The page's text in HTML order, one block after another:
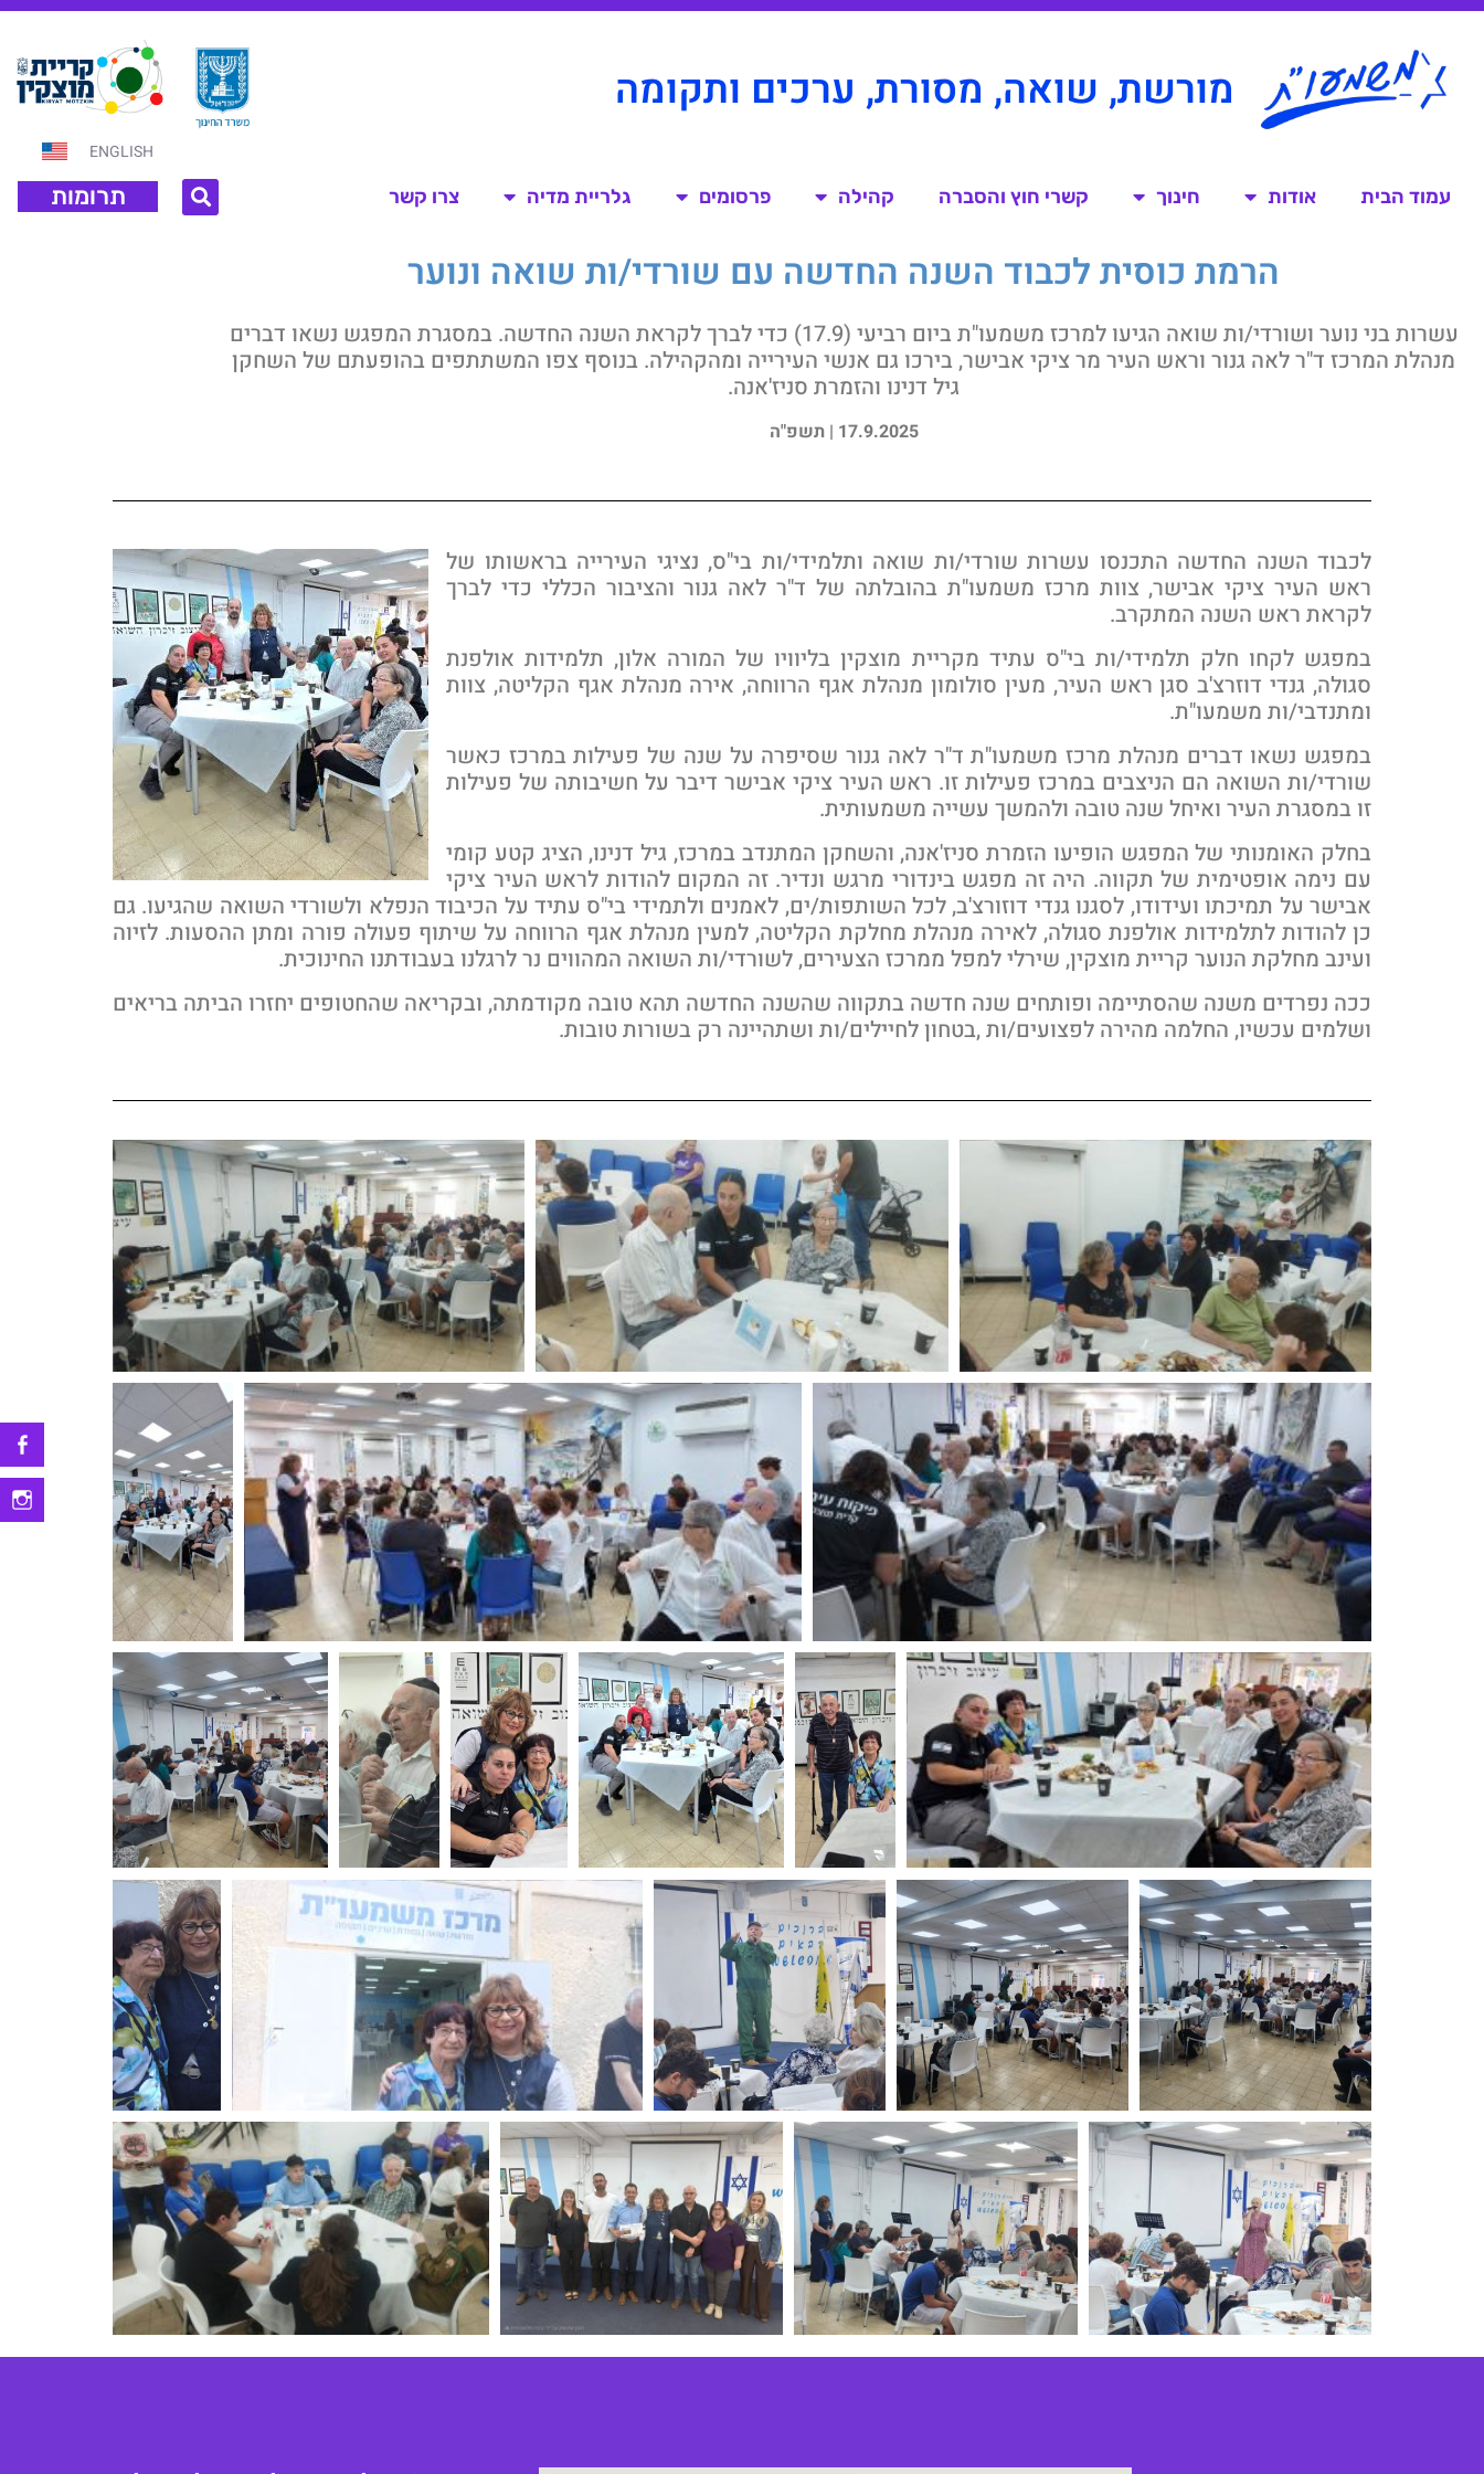
מורשת, שואה, מסורת, ערכים ותקומה
ENGLISH
עמוד הבית אודות חינוך קשרי חוץ והסברה קהילה פרסומים גלריית מדיה צרו קשר תרומות
הרמת כוסית לכבוד השנה החדשה עם שורדי/ות שואה ונוער
עשרות בני נוער ושורדי/ות שואה הגיעו למרכז משמעו"ת ביום רביעי (17.9) כדי לברך לקראת השנה החדשה. במסגרת המפגש נשאו דברים
מנהלת המרכז ד"ר לאה גנור וראש העיר מר ציקי אבישר, בירכו גם אנשי העירייה ומהקהילה. בנוסף צפו המשתתפים בהופעתם של השחקן
גיל דנינו והזמרת סניז'אנה.
17.9.2025 | תשפ"ה
לכבוד השנה החדשה התכנסו עשרות שורדי/ות שואה ותלמידי/ות בי"ס, נציגי העירייה בראשותו של
ראש העיר ציקי אבישר, צוות מרכז משמעו"ת בהובלתה של ד"ר לאה גנור והציבור הכללי כדי לברך
לקראת ראש השנה המתקרב.
במפגש לקחו חלק תלמידי/ות בי"ס עתיד מקריית מוצקין בליוויו של המורה אלון, תלמידות אולפנת
סגולה, גנדי דוזרצ'ב סגן ראש העיר, מעין סולומון מנהלת אגף הרווחה, אירה מנהלת אגף הקליטה, צוות
ומתנדבי/ות משמעו"ת.
במפגש נשאו דברים מנהלת מרכז משמעו"ת ד"ר לאה גנור שסיפרה על שנה של פעילות במרכז כאשר
שורדי/ות השואה הם הניצבים במרכז פעילות זו. ראש העיר ציקי אבישר דיבר על חשיבותה של פעילות
זו במסגרת העיר ואיחל שנה טובה ולהמשך עשייה משמעותית.
בחלק האומנותי של המפגש הופיעו הזמרת סניז'אנה, והשחקן המתנדב במרכז, גיל דנינו, הציג קטע קומי
עם נימה אופטימית של תקווה. היה זה מפגש בינדורי מרגש ונדיר. זה המקום להודות לראש העיר ציקי
אבישר על תמיכתו ועידודו, לסגנו גנדי דוזורצ'ב, לכל השותפות/ים, לאמנים ולתמידי בי"ס עתיד על הכיבוד הנפלא ולשורדי השואה שהגיעו. גם
כן להודות לתלמידות אולפנת סגולה, לאירה מנהלת מחלקת הקליטה, למעין מנהלת אגף הרווחה על שיתוף פעולה פורה ומתן ההסעות. לזיוה
ועינב מחלקת הנוער קריית מוצקין, שירלי למפל ממרכז הצעירים, לשורדי/ות השואה המהווים נר לרגלנו בעבודתנו החינוכית.
ככה נפרדים משנה שהסתיימה ופותחים שנה חדשה בתקווה שהשנה החדשה תהא טובה מקודמתה, ובקריאה שהחטופים יחזרו הביתה בריאים
ושלמים עכשיו, החלמה מהירה לפצועים/ות ,בטחון לחיילים/ות ושתהיינה רק בשורות טובות.